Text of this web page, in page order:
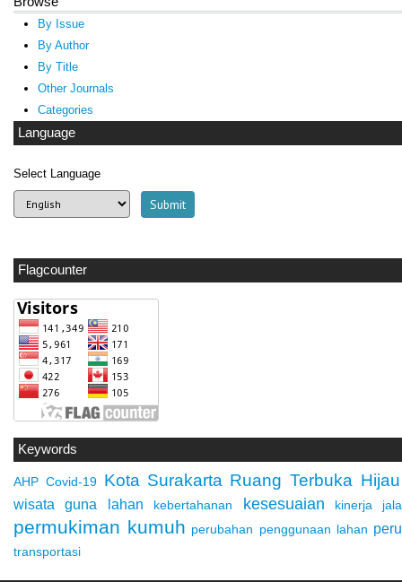
By Issue
By Author
By Title
Other Journals
Categories
Language
Select Language
Flagcounter
Keywords
AHP Covid-19 Kota Surakarta Ruang Terbuka Hijau
wisata guna lahan kebertahanan kesesuaian kinerja
permukiman kumuh perubahan penggunaan lahan
transportasi